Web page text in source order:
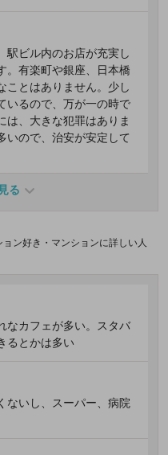
駅ビル内のお店が充実し
。有楽町や銀座、日本橋
ことはありません。少し
いるので、万が一の時で
は、大きな犯罪はありま
いので、治安が安定して
る
ョン好き・マンションに詳しい人
なカフェが多い。スタバ
るとかは多い
ないし、スーパー、病院